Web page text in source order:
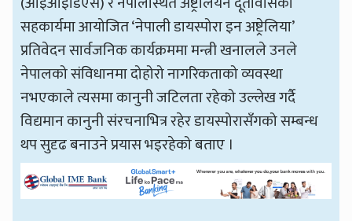
सहकार्यमा आयोजित ‘नेपाली डायस्पोरा इन अष्ट्रेलिया’
प्रतिवेदन सार्वजनिक कार्यक्रममा मन्त्री खनालले उनले
नेपालको संविधानमा दोहोरो नागरिकताको व्यवस्था
नभएकाले त्यसमा कानुनी जटिलता रहेको उल्लेख गर्दै
विद्यमान कानुनी संरचनाभित्र रहेर डायस्पोरासँगको सम्बन्ध
थप सुदृढ बनाउने प्रयास भइरहेको बताए ।